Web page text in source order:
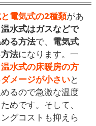
電気式の2種類があ
温水式はガスなどで
る方法で、 電気式
法になります。一
温水式の床暖房の方
メージが小さいと
るので急激な温度
めです。そして、
グコストも抑えら